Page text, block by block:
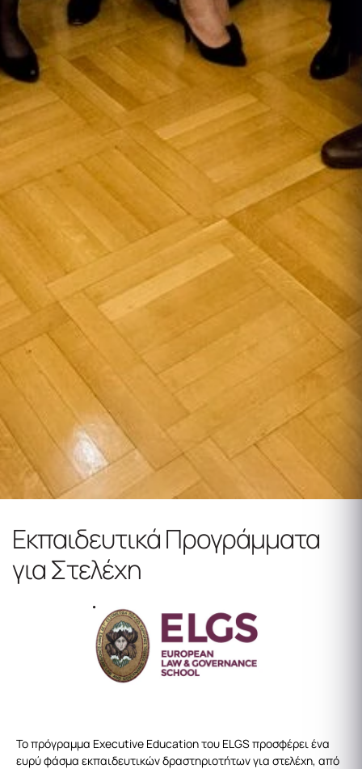
Εκπαιδευτικά Προγράμματα
για Στελέχη
Το πρόγραμμα Executive Education του ELGS προσφέρει ένα
ευρύ φάσμα εκπαιδευτικών δραστηριοτήτων για στελέχη, από